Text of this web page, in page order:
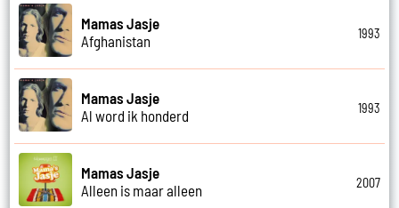
Mamas Jasje
Afghanistan
1993
Mamas Jasje
Al word ik honderd
1993
Mamas Jasje
Alleen is maar alleen
2007